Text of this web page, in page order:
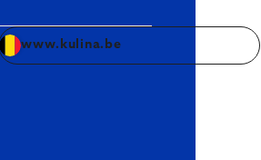
www.kulina.be